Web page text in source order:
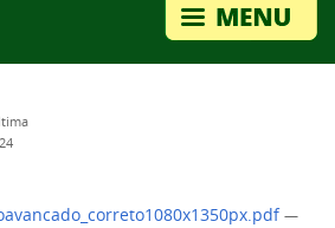
—